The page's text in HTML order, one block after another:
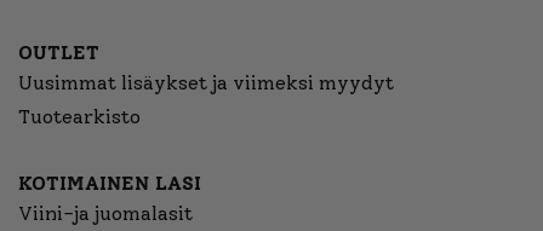
OUTLET
Uusimmat lisäykset ja viimeksi myydyt
Tuotearkisto
KOTIMAINEN LASI
Viini-ja juomalasit